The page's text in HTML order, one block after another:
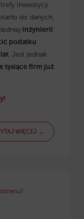
Inwestycji
do danych,
inżynierii
podatku
. Jest jednak
tysiące firm już
WIĘCEJ →